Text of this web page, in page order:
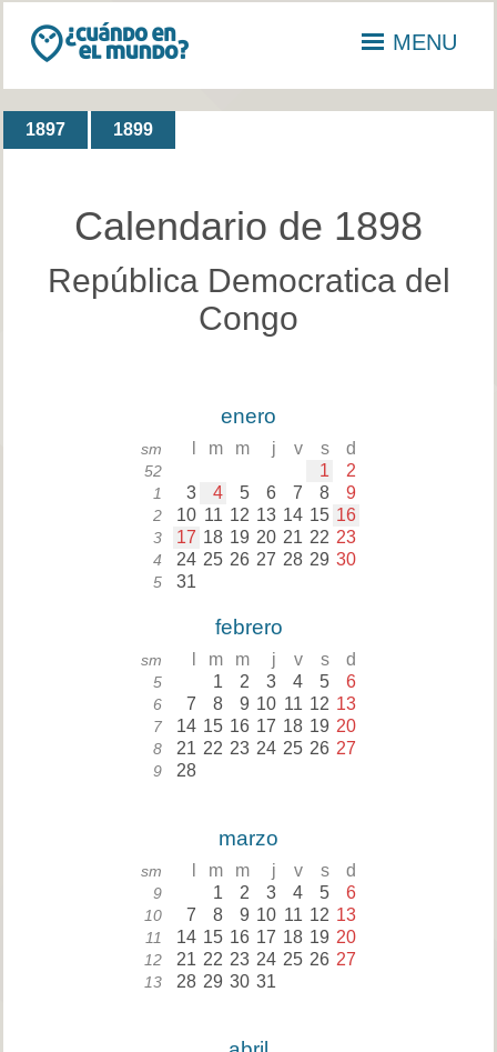
MENU
1897 1899
Calendario de 1898
República Democratica del
Congo
enero
sm m m j v s d
52 1 2
1 3 4 5 6 7 8 9
2 10 11 12 13 14 15 16
3 17 18 19 20 21 22 23
4 24 25 26 27 28 29 30
5 31
febrero
sm m m j v s d
5 1 2 3 4 5 6
6 7 8 9 10 11 12 13
7 14 15 16 17 18 19 20
8 21 22 23 24 25 26 27
9 28
marzo
sm m m j v s d
9 1 2 3 4 5 6
10 7 8 9 10 11 12 13
11 14 15 16 17 18 19 20
12 21 22 23 24 25 26 27
13 28 29 30 31